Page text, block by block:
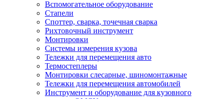
Вспомогательное оборудование
Стапели
Споттер, сварка, точечная сварка
Рихтовочный инструмент
Монтировки
Системы измерения кузова
Тележки для перемещения авто
Термостеплеры
Монтировки слесарные, шиномонтажные
Тележки для перемещения автомобилей
Инструмент и оборудование для кузовного